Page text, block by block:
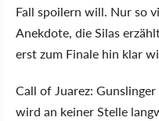
Fall spoilern will. Nur so
Anekdote, die Silas
erst zum Finale hin klar
Call of Juarez:
wird an keiner Stelle